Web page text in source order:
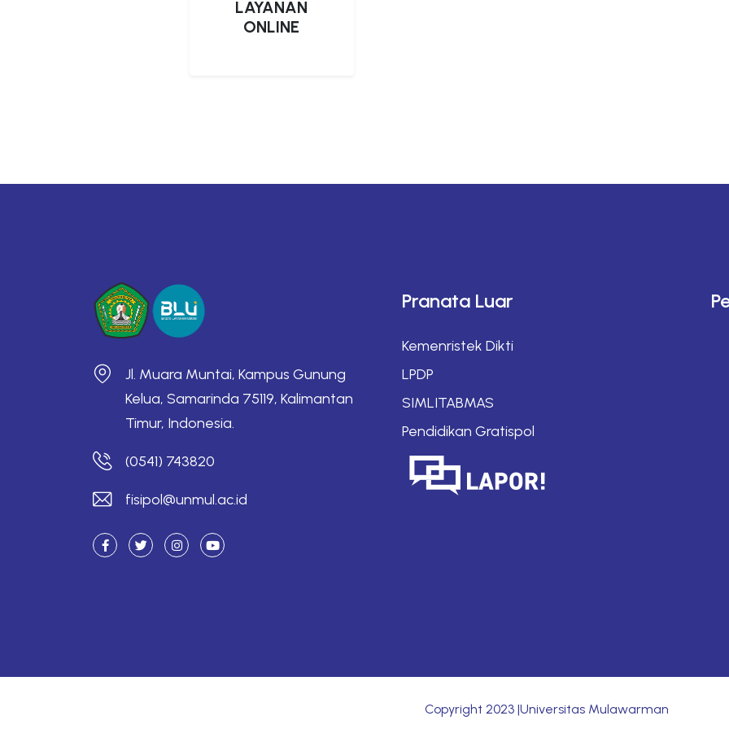
LAYANAN
ONLINE
Jl. Muara Muntai, Kampus Gunung
Kelua, Samarinda 75119, Kalimantan
Timur, Indonesia.
(0541) 743820
fisipol@unmul.ac.id
Pranata Luar
Kemenristek Dikti
LPDP
SIMLITABMAS
Pendidikan Gratispol
Copyright 2023 |Universitas Mulawarman